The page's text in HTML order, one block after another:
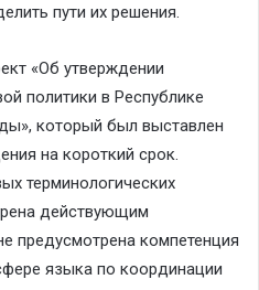
пути их решения.
«Об утверждении
политики в Республике
который был выставлен
на короткий срок.
терминологических
действующим
предусмотрена компетенция
языка по координации